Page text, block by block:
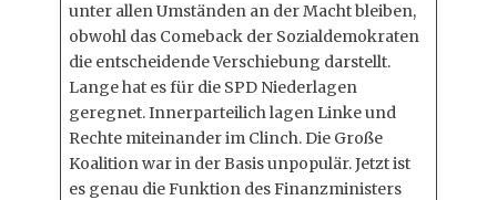
unter allen Umständen an der Macht bleiben,
obwohl das Comeback der Sozialdemokraten
die entscheidende Verschiebung darstellt.
Lange hat es für die SPD Niederlagen
geregnet. Innerparteilich lagen Linke und
Rechte miteinander im Clinch. Die Große
Koalition war in der Basis unpopulär. Jetzt ist
es genau die Funktion des Finanzministers